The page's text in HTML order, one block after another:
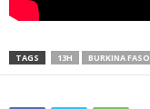
TAGS 13H BURKINA FASO